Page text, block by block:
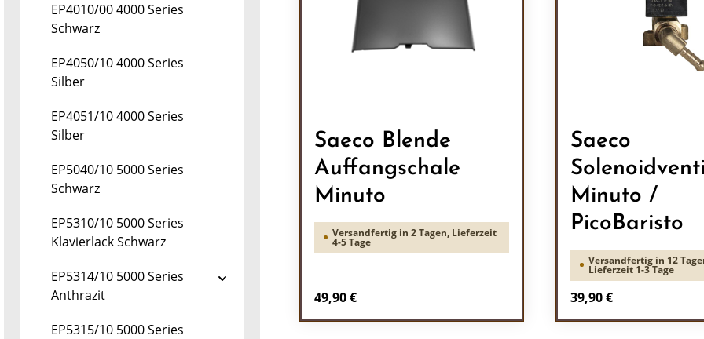
EP4010/00 4000 Series
Schwarz
EP4050/10 4000 Series
Silber
EP4051/10 4000 Series
Silber
EP5040/10 5000 Series
Schwarz
EP5310/10 5000 Series
Klavierlack Schwarz
EP5314/10 5000 Series
Anthrazit
EP5315/10 5000 Series
Saeco Blende
Auffangschale
Minuto
Versandfertig in 2 Tagen, Lieferzeit
4-5 Tage
Regulärer Preis:
49,90 €
Saeco
Minuto /
PicoBaristo
Versandfertig in 12
Lieferzeit 1-3 Tage
Regulärer Preis:
39,90 €